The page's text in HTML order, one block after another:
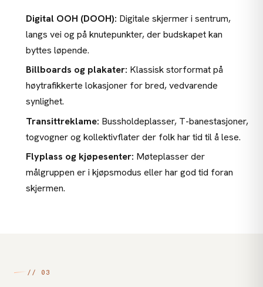
Digital OOH (DOOH): Digitale skjermer i sentrum,
langs vei og på knutepunkter, der budskapet kan
byttes løpende.
Billboards og plakater: Klassisk storformat på
høytrafikkerte lokasjoner for bred, vedvarende
synlighet.
Transittreklame: Bussholdeplasser, T-banestasjoner,
togvogner og kollektivflater der folk har tid til å lese.
Flyplass og kjøpesenter: Møteplasser der
målgruppen er i kjøpsmodus eller har god tid foran
skjermen.
// 03